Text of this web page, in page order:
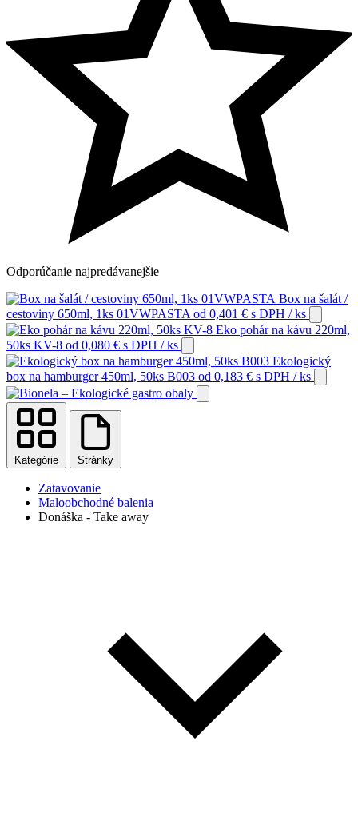
Odporúčanie najpredávanejšie
Box na šalát /
cestoviny 650ml, 1ks 01VWPASTA od 0,401 € s DPH / ks
Eko pohár na kávu 220ml,
50ks KV-8 od 0,080 € s DPH / ks
Ekologický
box na hamburger 450ml, 50ks B003 od 0,183 € s DPH / ks
Kategórie Stránky
Zatavovanie
Maloobchodné balenia
Donáška - Take away